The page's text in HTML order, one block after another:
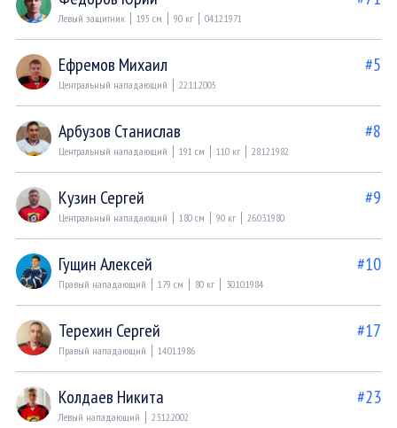
Левый защитник 195 см 90 кг 04.12.1971
Ефремов Михаил #5
Центральный нападающий 22.11.2005
Арбузов Станислав #8
Центральный нападающий 191 см 110 кг 28.12.1982
Кузин Сергей #9
Центральный нападающий 180 см 90 кг 26.03.1980
Гущин Алексей #10
Правый нападающий 179 см 80 кг 30.10.1984
Терехин Сергей #17
Правый нападающий 14.01.1986
Колдаев Никита #23
Левый нападающий 23.12.2002